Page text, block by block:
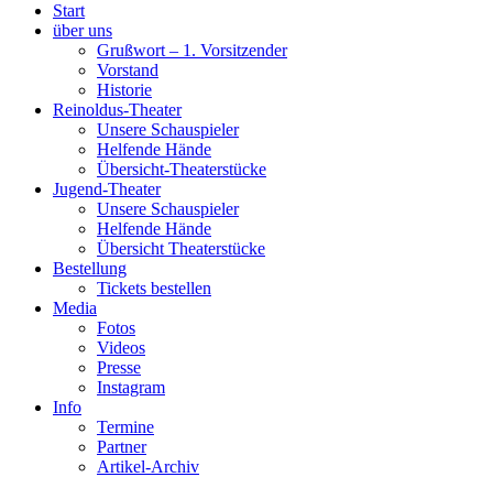
Start
über uns
Grußwort – 1. Vorsitzender
Vorstand
Historie
Reinoldus-Theater
Unsere Schauspieler
Helfende Hände
Übersicht-Theaterstücke
Jugend-Theater
Unsere Schauspieler
Helfende Hände
Übersicht Theaterstücke
Bestellung
Tickets bestellen
Media
Fotos
Videos
Presse
Instagram
Info
Termine
Partner
Artikel-Archiv